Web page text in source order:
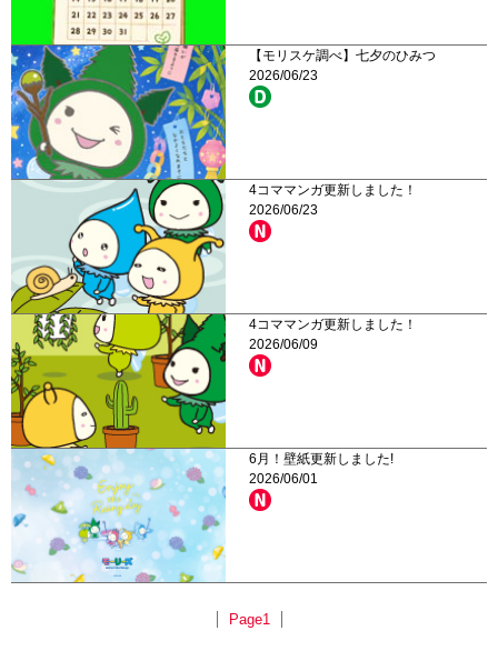
【モリスケ調べ】七夕のひみつ
2026/06/23
4コママンガ更新しました！
2026/06/23
4コママンガ更新しました！
2026/06/09
6月！壁紙更新しました!
2026/06/01
Page1